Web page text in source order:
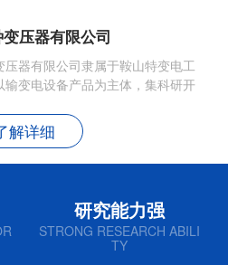
压器有限公司
压器有限公司隶属于鞍山特变电工
输变电设备产品为主体，集科研开
解详细
研究能力强
STRONG RESEARCH ABILI
TY